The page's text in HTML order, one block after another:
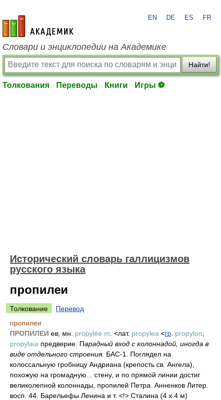
academic.ru
EN DE ES FR
Словари и энциклопедии на Академике
Найти!
Толкования Переводы Книги Игры ⚽
Исторический словарь галлицизмов
русского языка
пропилеи
Толкование
Перевод
пропилеи
ПРОПИЛЕИ ев, мн. propylée m . <лат. propylea <гр propylon
propylaia предверие. Парадный вход с колоннадой, иногда в
виде отдельного строения. БАС-1. Поглядел на
колоссальную гробницу Андриана (крепость св. Ангела),
похожую на громадную .. стену, и по прямой линии достиг
великолепной колоннады, пропилей Петра. Анненков Литер.
восп. 44. Барельефы Ленина и т. <!> Сталина (4 х 4 м)